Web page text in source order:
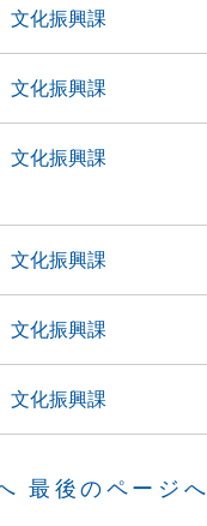
文化振興課
文化振興課
文化振興課
文化振興課
文化振興課
文化振興課
最後のページへ